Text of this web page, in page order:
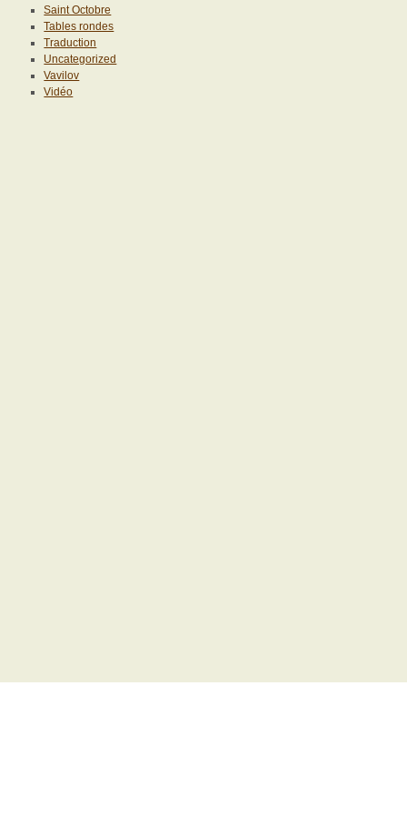
Saint Octobre
Tables rondes
Traduction
Uncategorized
Vavilov
Vidéo